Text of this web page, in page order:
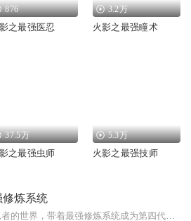
876
之最强医忍
3.2万
火影之最强瞳术
37.5万
之最强虫师
5.3万
火影之最强技师
修炼系统